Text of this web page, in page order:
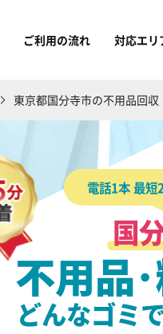
ご利用の流れ 対応エリ
東京都国分寺市の不用品回収
電話1本 最短
国
不用品
どんなゴミ